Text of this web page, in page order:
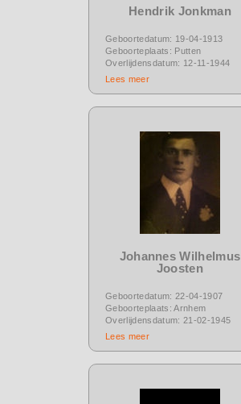
Hendrik Jonkman
Geboortedatum: 19-04-1913
Geboorteplaats: Putten
Overlijdensdatum: 12-11-1944
Lees meer
Johannes Wilhelmus
Joosten
Geboortedatum: 22-04-1907
Geboorteplaats: Arnhem
Overlijdensdatum: 21-02-1945
Lees meer